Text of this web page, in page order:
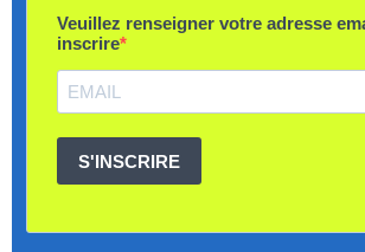
Veuillez renseigner votre adresse
inscrire
S'INSCRIRE